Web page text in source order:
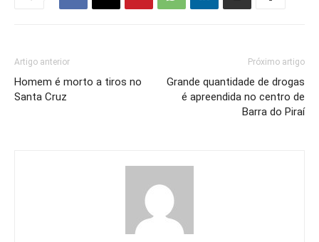
Artigo anterior
Homem é morto a tiros no
Santa Cruz
Próximo artigo
Grande quantidade de drogas
é apreendida no centro de
Barra do Piraí